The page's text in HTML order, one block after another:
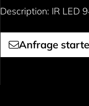
Description: IR LED
Anfrage